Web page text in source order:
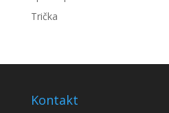
Trička
Kontakt